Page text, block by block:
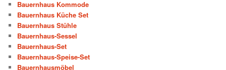
Bauernhaus Kommode
Bauernhaus Küche Set
Bauernhaus Stühle
Bauernhaus-Sessel
Bauernhaus-Set
Bauernhaus-Speise-Set
Bauernhausmöbel